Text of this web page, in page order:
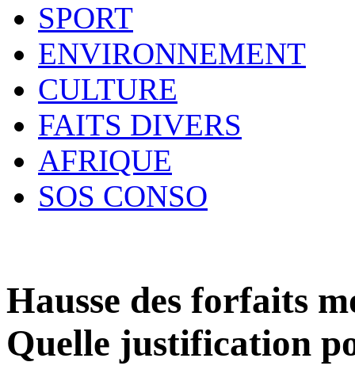
SPORT
ENVIRONNEMENT
CULTURE
FAITS DIVERS
AFRIQUE
SOS CONSO
Hausse des forfaits
Quelle justification